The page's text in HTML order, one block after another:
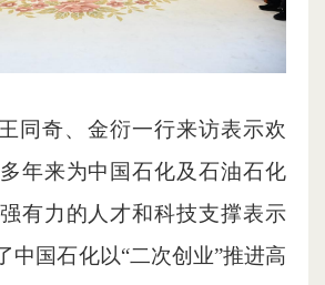
同奇、金衍一行来访表示欢
年来为中国石化及石油石化
有力的人才和科技支撑表示
中国石化以“二次创业”推进高